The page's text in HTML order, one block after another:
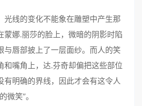
线的变化不能象在雕塑中产生那
蒙娜.丽莎的脸上，微暗的阴影时陷
与唇部披上了一层面纱。而人的笑
和嘴角上，达.芬奇却偏把这些部位
有明确的界线，因此才会有这令人
微笑”。